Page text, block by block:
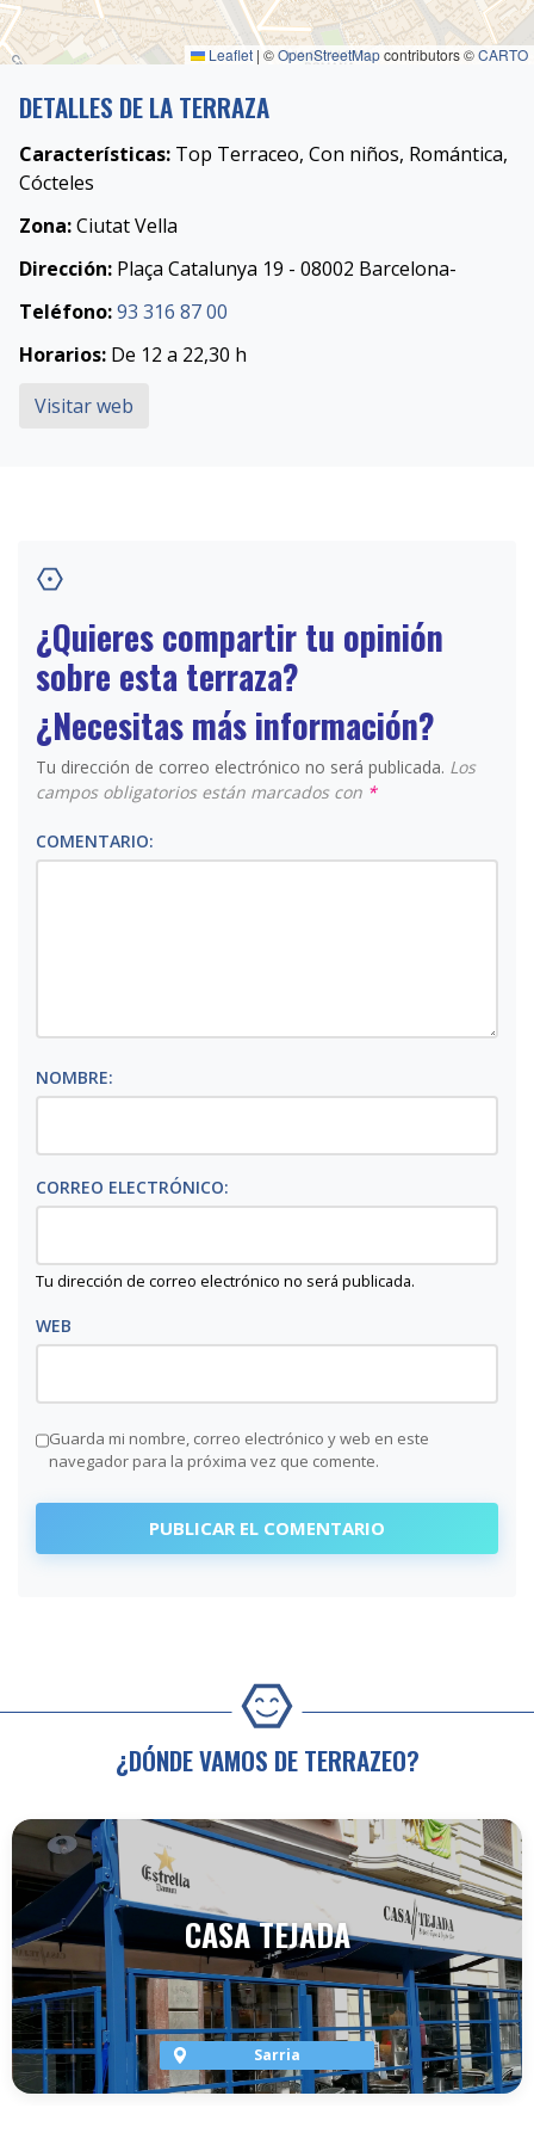
Leaflet | ©OpenStreetMapcontributors ©CARTO
DETALLES DE LA TERRAZA
Características: Top Terraceo, Con niños, Romántica,
Cócteles
Zona:Ciutat Vella
Dirección: Plaça Catalunya 19 - 08002 Barcelona-
Teléfono:93 316 87 00
Horarios: De 12 a 22,30 h
Visitar web
¿Quieres compartir tu opinión
sobre esta terraza?
¿Necesitas más información?
Tu dirección de correo electrónico no será publicada. Los
campos obligatorios están marcados con *
COMENTARIO:
NOMBRE:
CORREO ELECTRÓNICO:
Tu dirección de correo electrónico no será publicada.
WEB
Guarda mi nombre, correo electrónico y web en este
navegador para la próxima vez que comente.
¿DÓNDE VAMOS DE TERRAZEO?
CASA TEJADA
Sarria